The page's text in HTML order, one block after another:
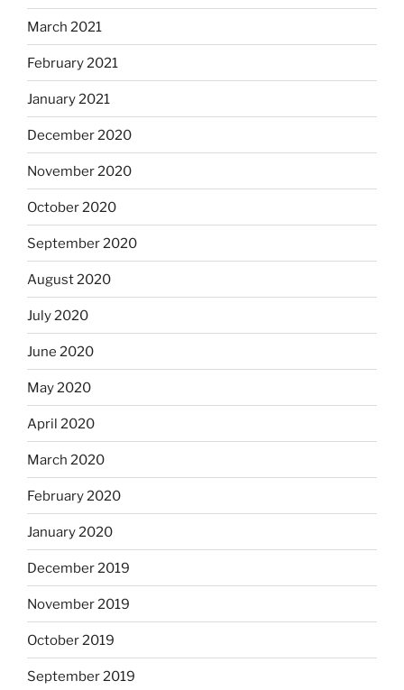
March 2021
February 2021
January 2021
December 2020
November 2020
October 2020
September 2020
August 2020
July 2020
June 2020
May 2020
April 2020
March 2020
February 2020
January 2020
December 2019
November 2019
October 2019
September 2019